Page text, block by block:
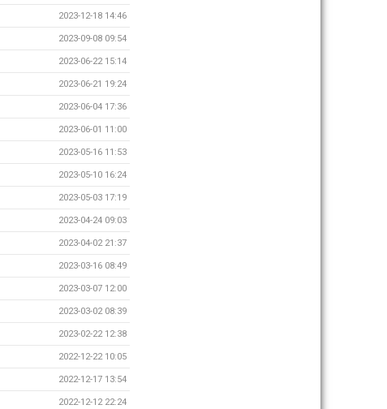
2023-12-18 14:46
2023-09-08 09:54
2023-06-22 15:14
2023-06-21 19:24
2023-06-04 17:36
2023-06-01 11:00
2023-05-16 11:53
2023-05-10 16:24
2023-05-03 17:19
2023-04-24 09:03
2023-04-02 21:37
2023-03-16 08:49
2023-03-07 12:00
2023-03-02 08:39
2023-02-22 12:38
2022-12-22 10:05
2022-12-17 13:54
2022-12-12 22:24